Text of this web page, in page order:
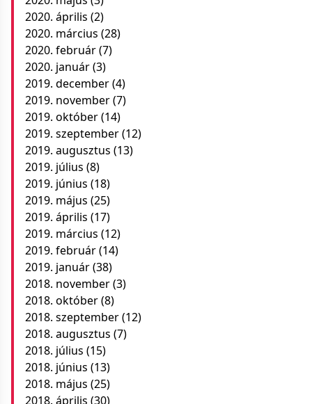
2020. április (2)
2020. március (28)
2020. február(7)
2020. január(3)
2019. december(4)
2019. november(7)
2019. október(14)
2019. szeptember(12)
2019. augusztus (13)
2019. július (8)
2019. június (18)
2019. május (25)
2019. április (17)
2019. március (12)
2019. február(14)
2019. január(38)
2018. november(3)
2018. október(8)
2018. szeptember(12)
2018. augusztus (7)
2018. július (15)
2018. június (13)
2018. május (25)
2018. április (30)